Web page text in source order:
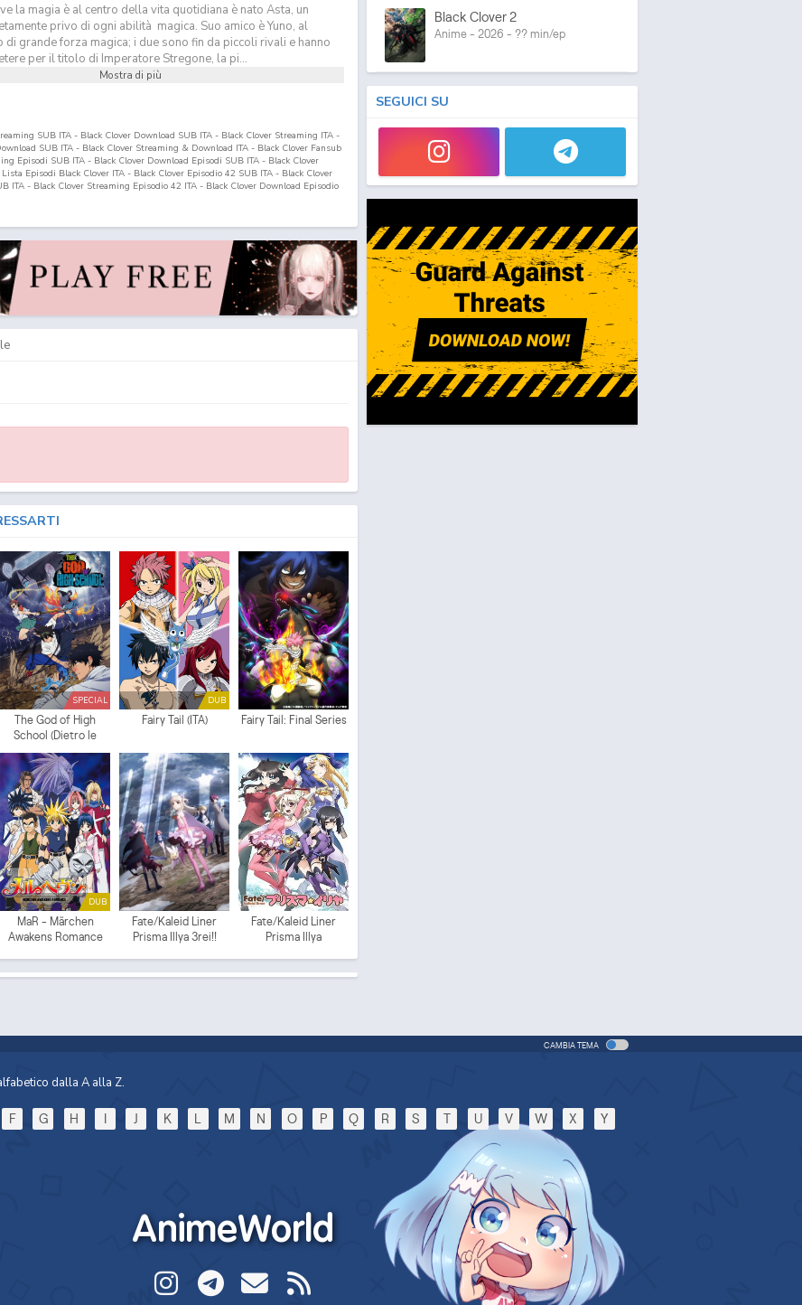
la magia è al centro della vita quotidiana è nato Asta, un
privo di ogni abilità magica. Suo amico è Yuno, al
di grande forza magica; i due sono fin da piccoli rivali e hanno
per il titolo di Imperatore Stregone, la pi...
Mostra di più
SUB ITA - Black Clover Download SUB ITA - Black Clover Streaming ITA -
SUB ITA - Black Clover Streaming & Download ITA - Black Clover Fansub
Episodi SUB ITA - Black Clover Download Episodi SUB ITA - Black Clover
Episodi Black Clover ITA - Black Clover Episodio 42 SUB ITA - Black Clover
ITA - Black Clover Streaming Episodio 42 ITA - Black Clover Download Episodio
SPECIAL
The God of High
School (Dietro le
quinte)
DUB
Fairy Tail (ITA) Fairy Tail: Final Series
DUB
MaR - Märchen
Awakens Romance
Fate/Kaleid Liner
Prisma Illya 3rei!!
Fate/Kaleid Liner
Prisma Illya
Black Clover 2
Anime - 2026 - ?? min/ep
SEGUICI SU
CAMBIA TEMA
dalla A alla Z.
F G H I J K L M N O P Q R S T U V W X
Y
AnimeWorld